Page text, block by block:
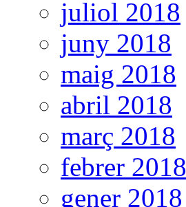
juliol 2018
juny 2018
maig 2018
abril 2018
març 2018
febrer 2018
gener 2018